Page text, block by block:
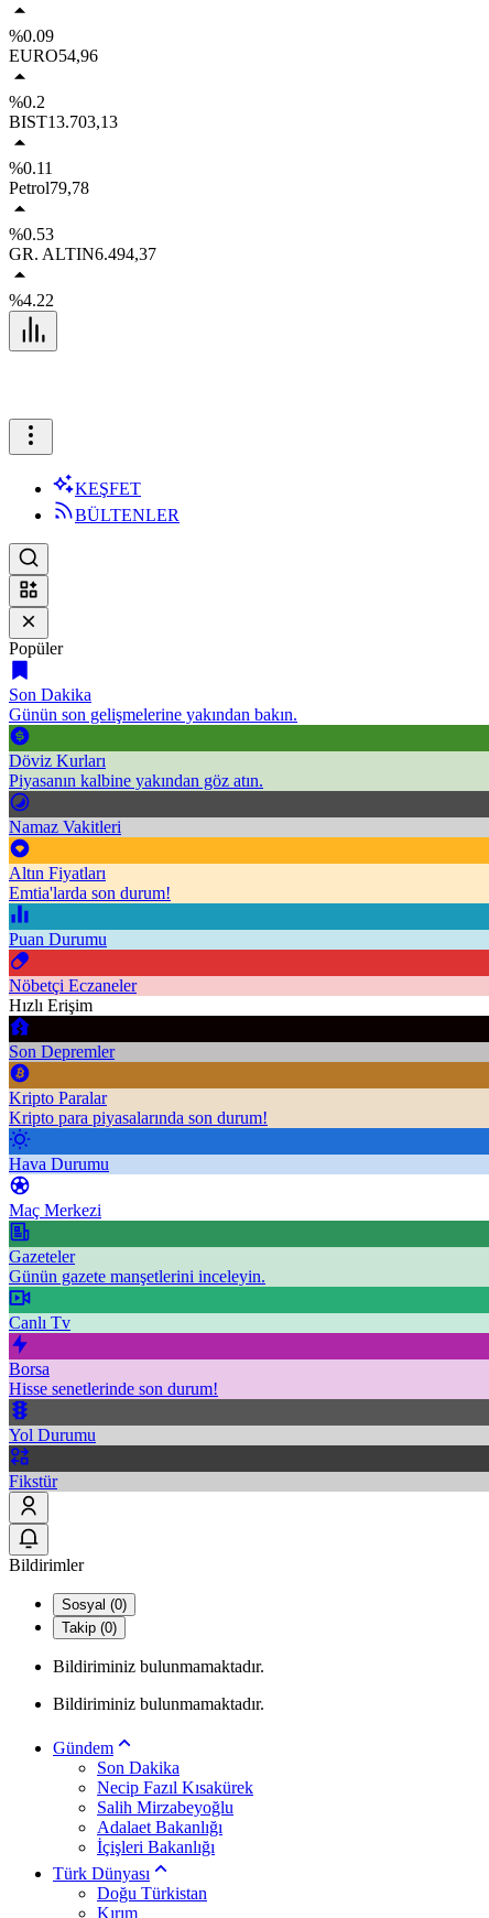
%0.09
EURO54,96
%0.2
BIST13.703,13
%0.11
Petrol79,78
%0.53
GR. ALTIN6.494,37
%4.22
KEŞFET
BÜLTENLER
Popüler
Son Dakika
Günün son gelişmelerine yakından bakın.
Döviz Kurları
Piyasanın kalbine yakından göz atın.
Namaz Vakitleri
Altın Fiyatları
Emtia'larda son durum!
Puan Durumu
Nöbetçi Eczaneler
Hızlı Erişim
Son Depremler
Kripto Paralar
Kripto para piyasalarında son durum!
Hava Durumu
Maç Merkezi
Gazeteler
Günün gazete manşetlerini inceleyin.
Canlı Tv
Borsa
Hisse senetlerinde son durum!
Yol Durumu
Fikstür
Bildirimler
Sosyal (0)
Takip (0)
Bildiriminiz bulunmamaktadır.
Bildiriminiz bulunmamaktadır.
Gündem
Son Dakika
Necip Fazıl Kısakürek
Salih Mirzabeyoğlu
Adalaet Bakanlığı
İçişleri Bakanlığı
Türk Dünyası
Doğu Türkistan
Kırım